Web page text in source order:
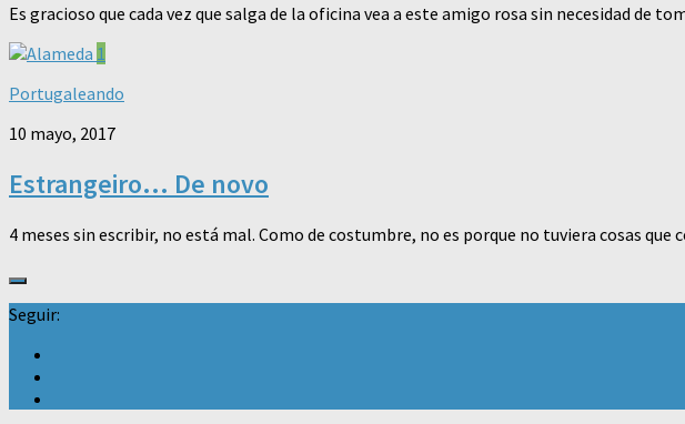
Es gracioso que cada vez que salga de la oficina vea a este amigo rosa sin necesidad de
1
Portugaleando
10 mayo, 2017
Estrangeiro… De novo
4 meses sin escribir, no está mal. Como de costumbre, no es porque no tuviera cosas
Seguir: